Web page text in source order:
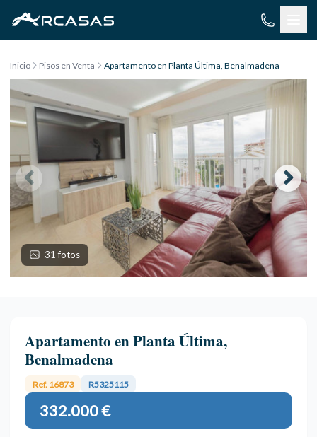
Inicio Pisos en Venta Apartamento en Planta Última, Benalmadena
31 fotos
Apartamento en Planta Última,
Benalmadena
Ref. 16873 R5325115
332.000 €